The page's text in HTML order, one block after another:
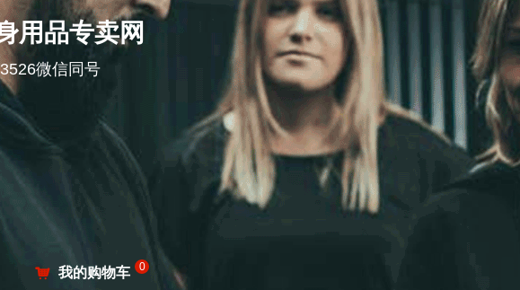
用品专卖网
낙 我的购物车 0
微信同号